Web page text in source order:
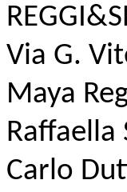
Via G.
Maya
Raffaella
Carlo